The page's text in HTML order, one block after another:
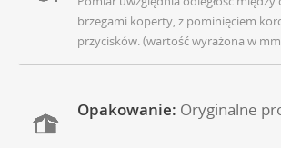
brzegami koperty, z pominięciem
przycisków. (wartość wyrażona w
Opakowanie: Oryginalne